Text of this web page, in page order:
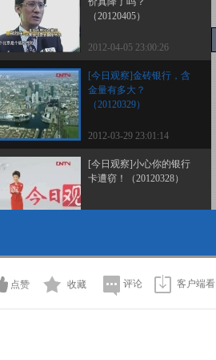
（20120405）
2012-04-05 23:00:26
[今日观察]金砖银行，含
金量有多大？
（20120329）
2012-03-29 23:01:14
[今日观察]小心你的银行
卡遭窃！（20120328）
2012-03-28 22:43:40
点赞 收藏 评论 客户端看